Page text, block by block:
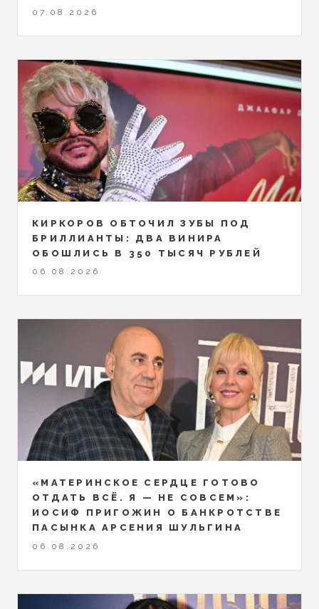
07.08.2026
КИРКОРОВ ОБТОЧИЛ ЗУБЫ ПОД
БРИЛЛИАНТЫ: ДВА ВИНИРА
ОБОШЛИСЬ В 350 ТЫСЯЧ РУБЛЕЙ
06.08.2026
«МАТЕРИНСКОЕ СЕРДЦЕ ГОТОВО
ОТДАТЬ ВСЁ. Я — НЕ СОВСЕМ»:
ИОСИФ ПРИГОЖИН О БАНКРОТСТВЕ
ПАСЫНКА АРСЕНИЯ ШУЛЬГИНА
06.08.2026